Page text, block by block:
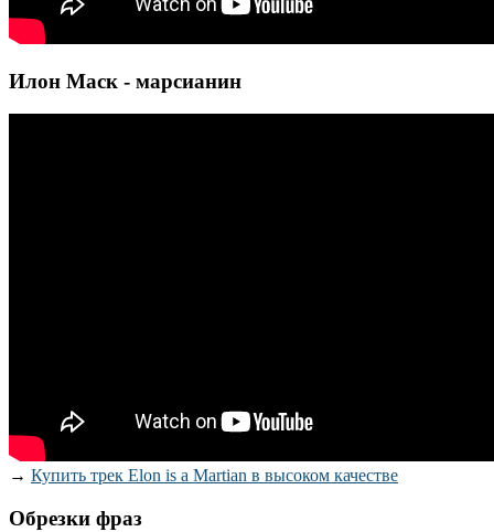
Илон Маск - марсианин
→ Купить трек Elon is a Martian в высоком качестве
Обрезки фраз